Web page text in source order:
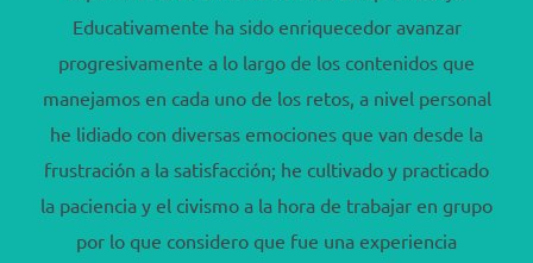
Educativamente ha sido enriquecedor avanzar
progresivamente a lo largo de los contenidos que
manejamos en cada uno de los retos, a nivel personal
he lidiado con diversas emociones que van desde la
frustración a la satisfacción; he cultivado y practicado
la paciencia y el civismo a la hora de trabajar en grupo
por lo que considero que fue una experiencia